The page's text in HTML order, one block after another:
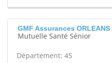
GMF Assurances ORLEANS
Mutuelle Santé Sénior
Département: 45